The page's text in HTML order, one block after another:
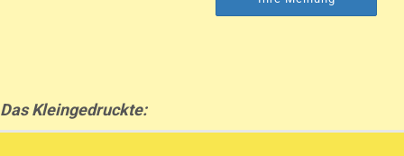
Das Kleingedruckte: